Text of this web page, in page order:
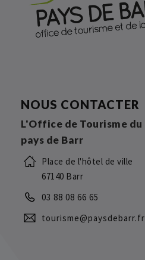
NOUS CONTACTER
L'Office de Tourisme du
pays de Barr
Place de l'hôtel de ville
67140 Barr
03 88 08 66 65
tourisme@paysdebarr.fr